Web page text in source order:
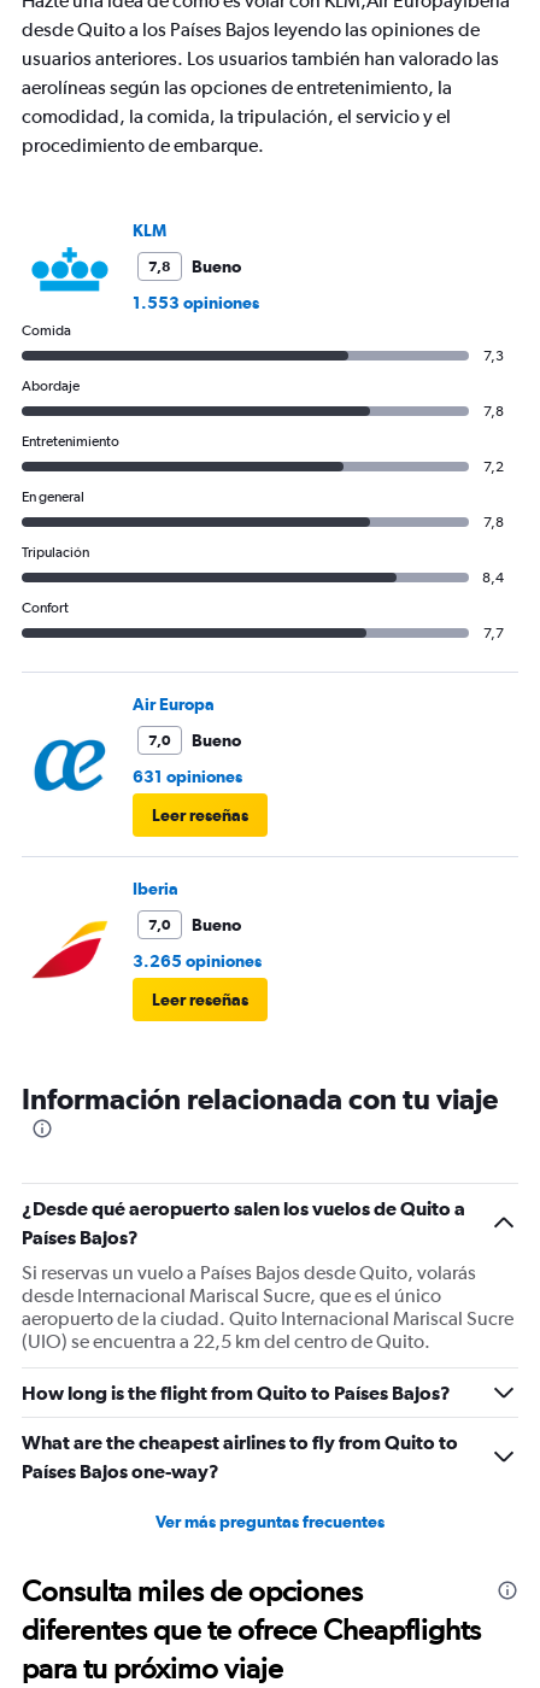
1
Y
axis
displaying
Range:
desde Quito a los Países Bajos leyendo las opiniones de
usuarios anteriores. Los usuarios también han valorado las
aerolíneas según las opciones de entretenimiento, la
comodidad, la comida, la tripulación, el servicio y el
procedimiento de embarque.
KLM
7,8
Bueno
1.553 opiniones
Comida
7,3
Abordaje
7,8
Entretenimiento
7,2
En general
7,8
Tripulación
8,4
Confort
7,7
Air Europa
7,0
Bueno
631 opiniones
Leer reseñas
Iberia
7,0
Bueno
3.265 opiniones
Leer reseñas
Información relacionada con tu viaje
¿Desde qué aeropuerto salen los vuelos de Quito a
Países Bajos?
Si reservas un vuelo a Países Bajos desde Quito, volarás
desde Internacional Mariscal Sucre, que es el único
aeropuerto de la ciudad. Quito Internacional Mariscal Sucre
(UIO) se encuentra a 22,5 km del centro de Quito.
How long is the flight from Quito to Países Bajos?
What are the cheapest airlines to fly from Quito to
Países Bajos one-way?
Ver más preguntas frecuentes
Consulta miles de opciones
diferentes que te ofrece Cheapflights
para tu próximo viaje